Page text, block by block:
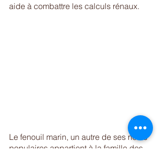
aide à combattre les calculs rénaux.
Le fenouil marin, un autre de ses noms
populaires appartient à la famille des